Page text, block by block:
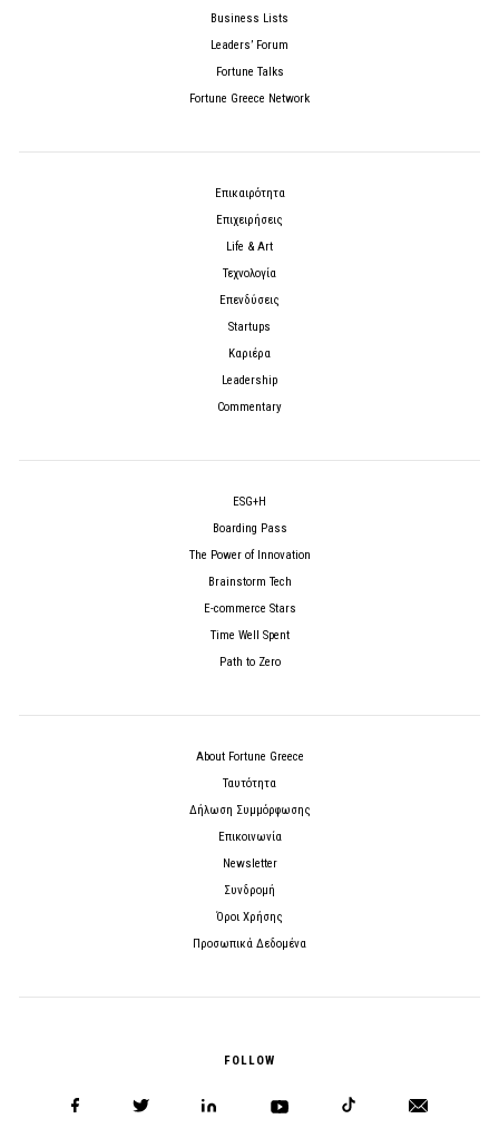
Business Lists
Leaders’ Forum
Fortune Talks
Fortune Greece Network
Επικαιρότητα
Επιχειρήσεις
Life & Art
Τεχνολογία
Επενδύσεις
Startups
Καριέρα
Leadership
Commentary
ESG+H
Boarding Pass
The Power of Innovation
Brainstorm Tech
E-commerce Stars
Time Well Spent
Path to Zero
About Fortune Greece
Ταυτότητα
Δήλωση Συμμόρφωσης
Επικοινωνία
Newsletter
Συνδρομή
Όροι Χρήσης
Προσωπικά Δεδομένα
FOLLOW